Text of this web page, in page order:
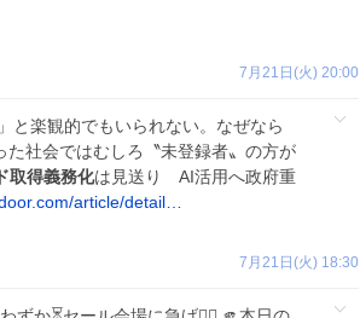
7月21日(火) 20:00
と楽観的でもいられない。なぜなら
社会ではむしろ〝未登録者〟の方が
取得義務化は見送り AI活用へ政府重
article/detail…
7月21日(火) 18:30